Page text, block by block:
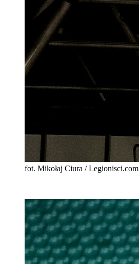
fot. Mikołaj Ciura / Legionisci.com